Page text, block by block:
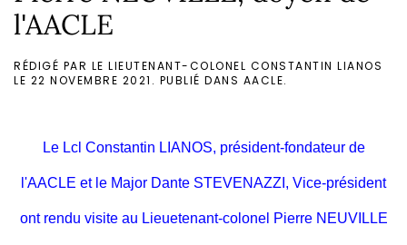
l'AACLE
RÉDIGÉ PAR LE LIEUTENANT-COLONEL CONSTANTIN LIANOS
LE 22 NOVEMBRE 2021 . PUBLIÉ DANS AACLE.
Le Lcl Constantin LIANOS, président-fondateur de
l'AACLE et le Major Dante STEVENAZZI, Vice-président
ont rendu visite au Lieuetenant-colonel Pierre NEUVILLE